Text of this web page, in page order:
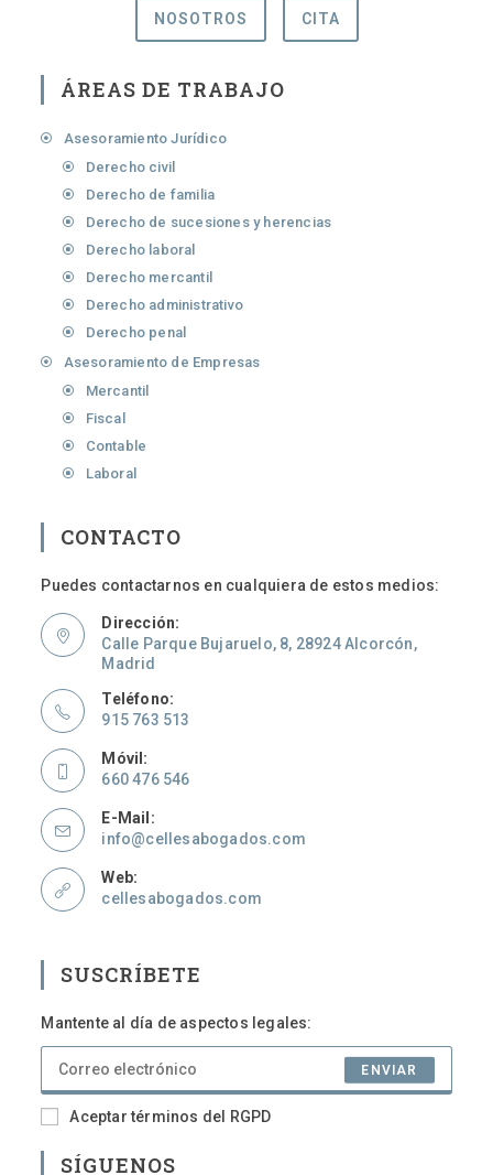
NOSOTROS CITA
ÁREAS DE TRABAJO
Asesoramiento Jurídico
Derecho civil
Derecho de familia
Derecho de sucesiones y herencias
Derecho laboral
Derecho mercantil
Derecho administrativo
Derecho penal
Asesoramiento de Empresas
Mercantil
Fiscal
Contable
Laboral
CONTACTO
Puedes contactarnos en cualquiera de estos medios:
Dirección:
Calle Parque Bujaruelo, 8, 28924 Alcorcón,
Madrid
Teléfono:
915 763 513
abre
en
tu
aplicación
Móvil:
660 476 546
abre
en
tu
aplicación
E-Mail:
info@cellesabogados.com
Web:
cellesabogados.com
SUSCRÍBETE
Mantente al día de aspectos legales:
ENVIAR
Aceptar términos del RGPD
SÍGUENOS